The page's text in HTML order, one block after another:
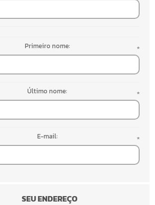
Primeiro nome: *
Último nome: *
E-mail: *
SEU ENDEREÇO